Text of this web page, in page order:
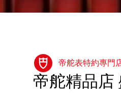
帝舵表特約專門
帝舵精品店